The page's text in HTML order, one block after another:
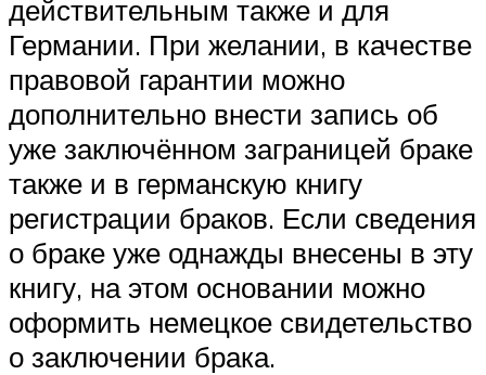
действительным также и для
Германии. При желании, в качестве
правовой гарантии можно
дополнительно внести запись об
уже заключённом заграницей браке
также и в германскую книгу
регистрации браков. Если сведения
о браке уже однажды внесены в эту
книгу, на этом основании можно
оформить немецкое свидетельство
о заключении брака.